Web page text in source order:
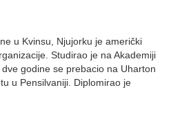
u Kvinsu, Njujorku je američki
Studirao je na Akademiji
godine se prebacio na Uharton
u Pensilvaniji. Diplomirao je